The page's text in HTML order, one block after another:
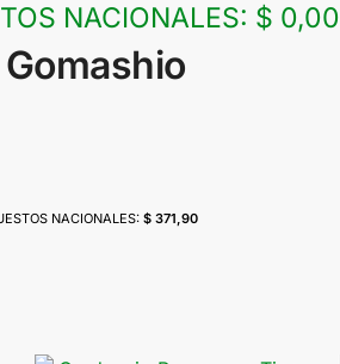
NACIONALES: $ 0,00
NACIONALES:$ 371,90